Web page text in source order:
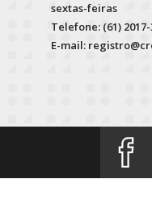
sextas-feiras
Telefone: (61) 2017-
E-mail: